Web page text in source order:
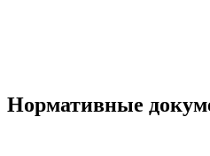
Нормативные